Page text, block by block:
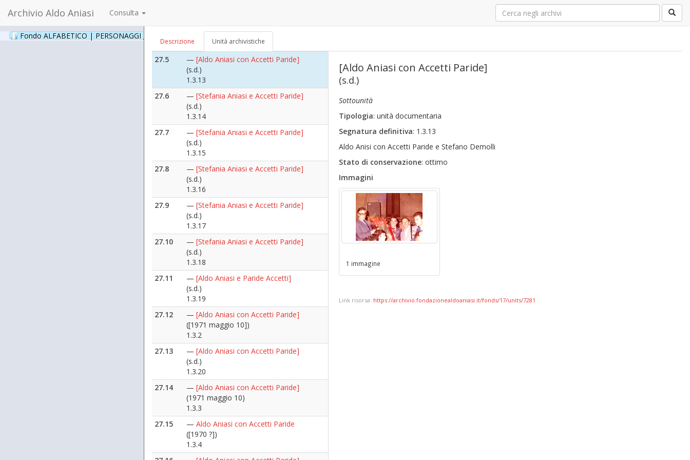
Archivio Aldo Aniasi Consulta
Fondo ALFABETICO | PERSONAGGI _ Archivio Fotografico
Descrizione Unità archivistiche
1.3.12
27.5
— [Aldo Aniasi con Accetti Paride]
(s.d.)
1.3.13
27.6
— [Stefania Aniasi e Accetti Paride]
(s.d.)
1.3.14
27.7
— [Stefania Aniasi e Accetti Paride]
(s.d.)
1.3.15
27.8
— [Stefania Aniasi e Accetti Paride]
(s.d.)
1.3.16
27.9
— [Stefania Aniasi e Accetti Paride]
(s.d.)
1.3.17
27.10
— [Stefania Aniasi e Accetti Paride]
(s.d.)
1.3.18
27.11
— [Aldo Aniasi e Paride Accetti]
(s.d.)
1.3.19
27.12
— [Aldo Aniasi con Accetti Paride]
([1971 maggio 10])
1.3.2
27.13
— [Aldo Aniasi con Accetti Paride]
(s.d.)
1.3.20
27.14
— [Aldo Aniasi con Accetti Paride]
(1971 maggio 10)
1.3.3
27.15
— Aldo Aniasi con Accetti Paride
([1970 ?])
1.3.4
[Aldo Aniasi con Accetti Paride]
(s.d.)
Sottounità
Tipologia: unità documentaria
Segnatura definitiva: 1.3.13
Aldo Anisi con Accetti Paride e Stefano Demolli
Stato di conservazione: ottimo
Immagini
1 immagine
Link risorsa: https://archivio.fondazionealdoaniasi.it/fonds/17/units/7281